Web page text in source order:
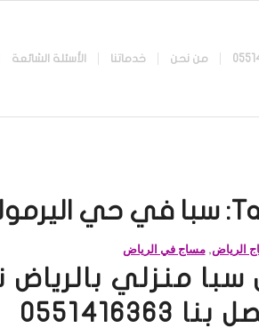
من نحن خدماتنا الأسئلة الشائعة
سبا في حي
الرياض,مساج في الرياض
سبا منزلي